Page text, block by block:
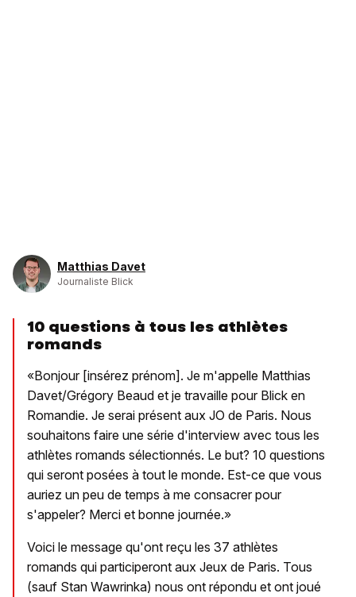
Matthias Davet
Journaliste Blick
10 questions à tous les athlètes
romands
«Bonjour [insérez prénom]. Je m'appelle Matthias
Davet/Grégory Beaud et je travaille pour Blick en
Romandie. Je serai présent aux JO de Paris. Nous
souhaitons faire une série d'interview avec tous les
athlètes romands sélectionnés. Le but? 10 questions
qui seront posées à tout le monde. Est-ce que vous
auriez un peu de temps à me consacrer pour
s'appeler? Merci et bonne journée.»
Voici le message qu'ont reçu les 37 athlètes
romands qui participeront aux Jeux de Paris. Tous
(sauf Stan Wawrinka) nous ont répondu et ont joué